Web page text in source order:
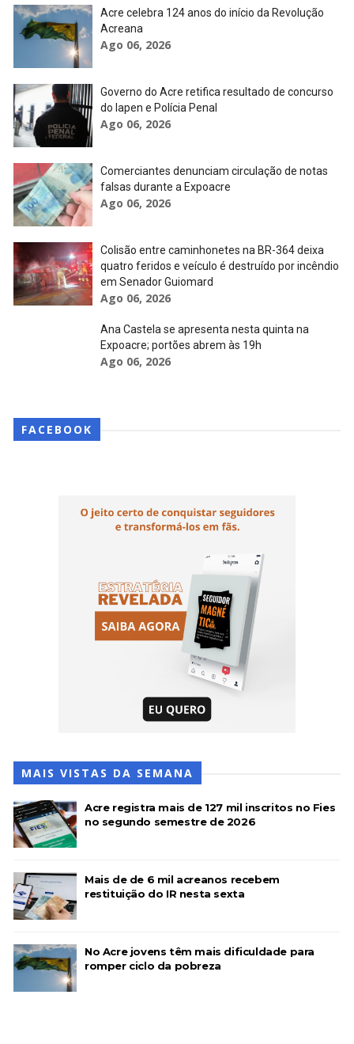
Acre celebra 124 anos do início da Revolução
Acreana
Ago 06, 2026
Governo do Acre retifica resultado de concurso
do Iapen e Polícia Penal
Ago 06, 2026
Comerciantes denunciam circulação de notas
falsas durante a Expoacre
Ago 06, 2026
Colisão entre caminhonetes na BR-364 deixa
quatro feridos e veículo é destruído por incêndio
em Senador Guiomard
Ago 06, 2026
Ana Castela se apresenta nesta quinta na
Expoacre; portões abrem às 19h
Ago 06, 2026
FACEBOOK
MAIS VISTAS DA SEMANA
Acre registra mais de 127 mil inscritos no Fies
no segundo semestre de 2026
Mais de de 6 mil acreanos recebem
restituição do IR nesta sexta
No Acre jovens têm mais dificuldade para
romper ciclo da pobreza